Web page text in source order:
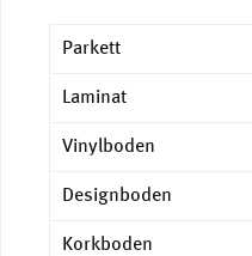
Parkett
Laminat
Vinylboden
Designboden
Korkboden